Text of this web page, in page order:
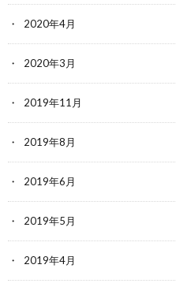
2020年4月
2020年3月
2019年11月
2019年8月
2019年6月
2019年5月
2019年4月